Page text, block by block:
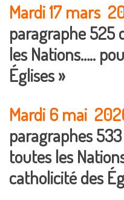
Mardi 17 mars
paragraphe 525
les Nations…..
Églises »
Mardi 6 mai
paragraphes
toutes les
catholicité des